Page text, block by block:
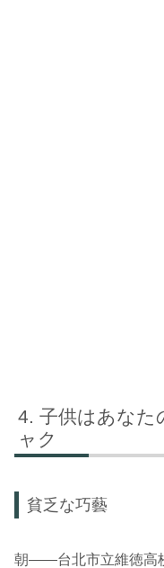
子供はあなた
ャク
貧乏な巧藝
朝――台北市立維徳高